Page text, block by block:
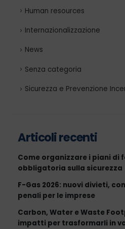
Human resources
Internazionalizzazione
News
Senza categoria
Sicurezza e Prevenzione
Articoli recenti
Come organizzare i piani di
obbligatoria sulla sicurezza
F-Gas 2026: nuovi divieti,
penali per le imprese
Carbon, Water e Waste
impatti per trasformarli in